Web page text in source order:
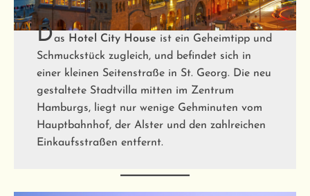
Das Hotel City House ist ein Geheimtipp und
Schmuckstück zugleich, und befindet sich in
einer kleinen Seitenstraße in St. Georg. Die neu
gestaltete Stadtvilla mitten im Zentrum
Hamburgs, liegt nur wenige Gehminuten vom
Hauptbahnhof, der Alster und den zahlreichen
Einkaufsstraßen entfernt.